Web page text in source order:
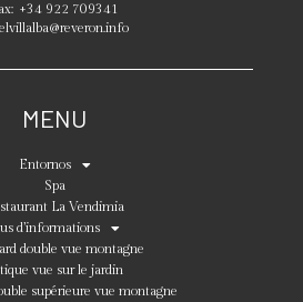
+34 922 709341
MENU
Entornos
Spa
La Vendimia
d’informations
double vue montagne
vue sur le jardin
supérieure vue montagne